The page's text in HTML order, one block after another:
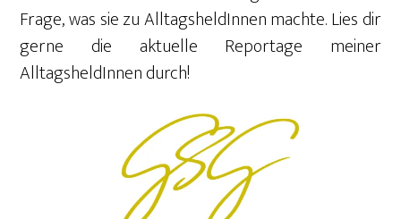
Frage, was sie zu AlltagsheldInnen machte. Lies dir
gerne die aktuelle Reportage meiner
AlltagsheldInnen durch!